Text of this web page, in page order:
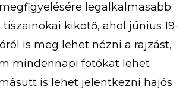
legalkalmasabb
tiszainokai kikötő, ahol június 19-
is meg lehet nézni a rajzást,
mindennapi fotókat lehet
is lehet jelentkezni hajós